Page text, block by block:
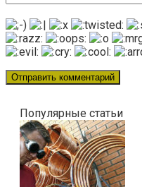
Популярные статьи